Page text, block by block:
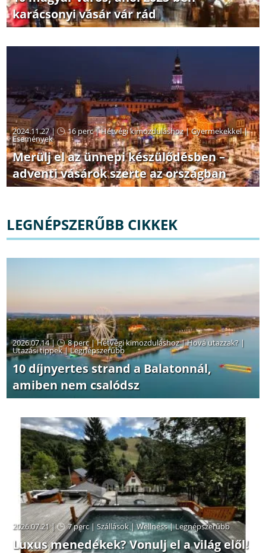
karácsonyi vásár vár rád
2024.11.27 | 16 perc|Hétvégi kimozduláshoz|Gyermekekkel|
Események
Merülj el az ünnepi készülődésben –
adventi vásárok szerte az országban
LEGNÉPSZERŰBB CIKKEK
2026.07.14 | 8 perc|Hétvégi kimozduláshoz|Hová utazzak? |
Utazási tippek|Legnépszerűbb
10 díjnyertes strand a Balatonnál,
amiben nem csalódsz
2026.07.21 | 7 perc|Szállások|Wellness|Legnépszerűbb
Luxus menedékek? Vonulj el a világ elől!